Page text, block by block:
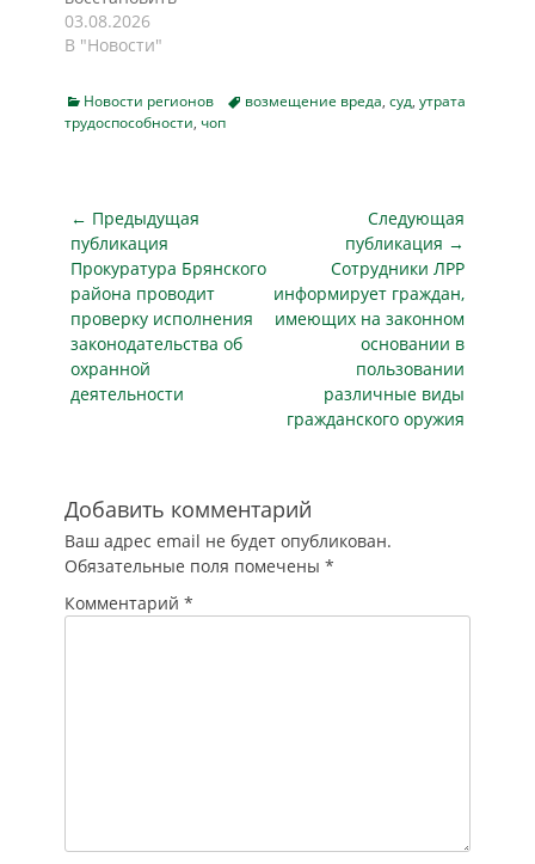
сложились, а их
неоформление —…
справедливость для
женщины, которую
года держал в
«серой» зоне.
личного
обращения
пострадавшей на
приём к
надзорному
ведомству. Как
установила
проверка, с декабря
2024 года по
выполняла
обязанности
охранника на
объекте
железнодорожного…
03.08.2026
В "Новости"
Categories
Новости регионов Tagsвозмещение вреда, суд, утрата
трудоспособности, чоп
Навигация
по
записям
← Предыдущая
публикация
Предыдущая
публикация
Прокуратура Брянского
района проводит
проверку исполнения
законодательства об
охранной
деятельности
Следующая
публикация →
Следующая
публикация
Сотрудники ЛРР
информирует граждан,
имеющих на законном
основании в
пользовании
различные виды
гражданского оружия
Добавить комментарий
Ваш адрес email не будет опубликован.
Обязательные поля помечены *
Комментарий *